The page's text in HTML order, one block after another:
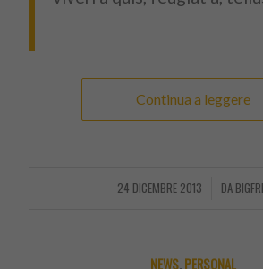
Continua a leggere
24 DICEMBRE 2013
/ DA
NEWS,PERSONAL